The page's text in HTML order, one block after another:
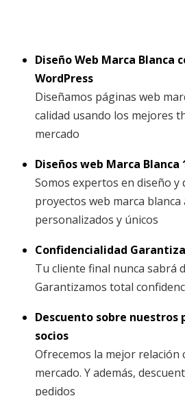
Diseño Web Marca Blanca
WordPress
Diseñamos páginas web
calidad usando los mejores
mercado
Diseños web Marca Blanca
Somos expertos en diseño y
proyectos web marca blanca
personalizados y únicos
Confidencialidad
Tu cliente final nunca sabrá
Garantizamos total
Descuento sobre nuestros
socios
Ofrecemos la mejor relación
mercado. Y además,
pedidos